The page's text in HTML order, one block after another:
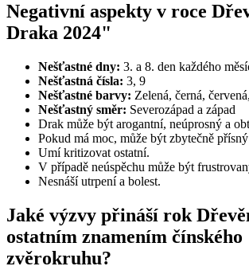
Negativní aspekty v roce
Draka 2024"
Nešťastné dny: 3. a 8. den každého
Nešťastná čísla: 3, 9
Nešťastné barvy: Zelená, černá,
Nešťastný směr: Severozápad a západ
Drak může být arogantní, neúprosný a
Pokud má moc, může být zbytečně
Umí kritizovat ostatní.
V případě neúspěchu může být
Nesnáší utrpení a bolest.
Jaké výzvy přináší rok
ostatním znamením čínského
zvěrokruhu?